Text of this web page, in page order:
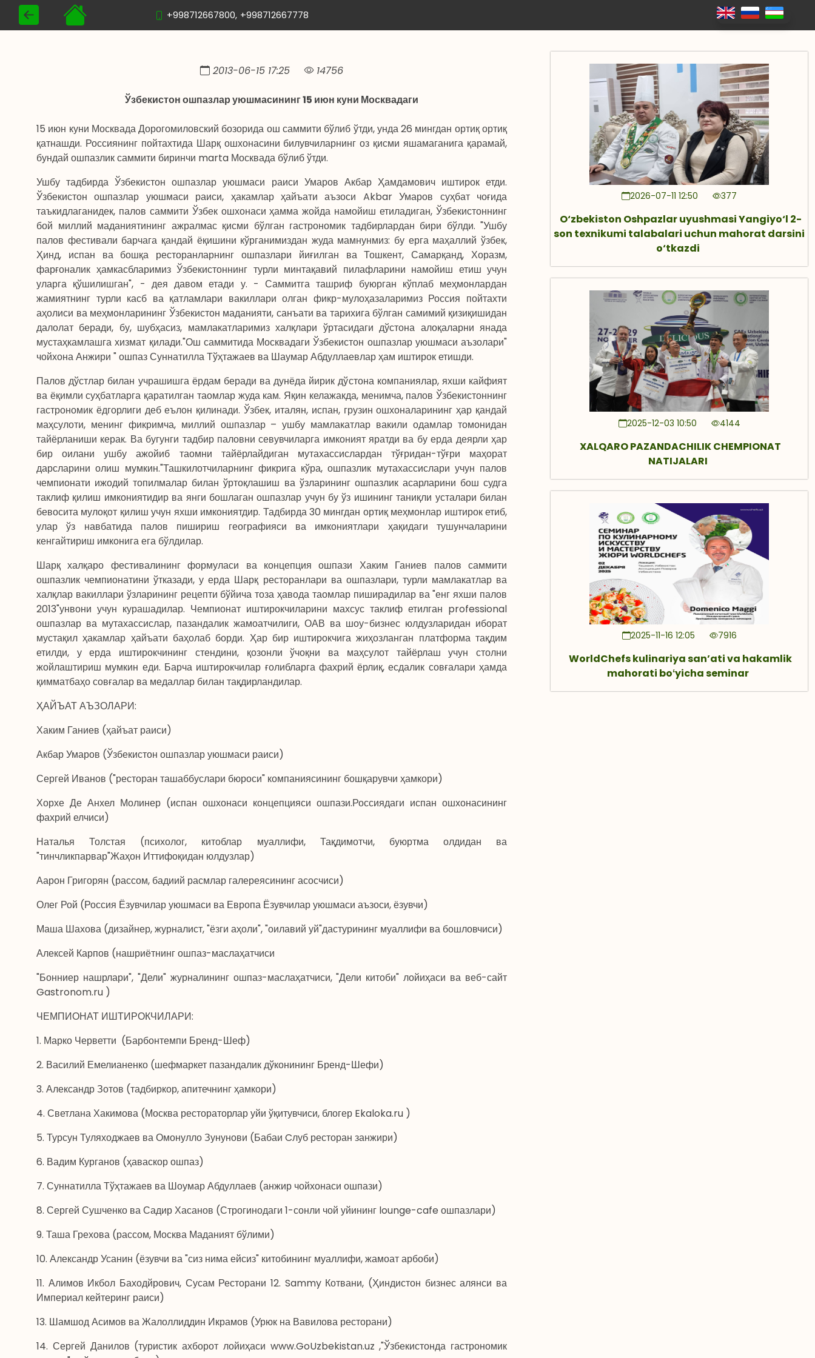
+998712667800, +998712667778
2013-06-15 17:25 14756
Ўзбекистон ошпазлар уюшмасининг 15 июн куни Москвадаги
15 июн куни Москвада Дорогомиловский бозорида ош саммити бўлиб ўтди, унда 26 мингдан ортиқ ортиқ
қатнашди. Россиянинг пойтахтида Шарқ ошхонасини билувчиларнинг оз қисми яшамаганига қарамай,
бундай ошпазлик саммити биринчи marta Москвада бўлиб ўтди.
Ушбу тадбирда Ўзбекистон ошпазлар уюшмаси раиси Умаров Акбар Ҳамдамович иштирок етди.
Ўзбекистон ошпазлар уюшмаси раиси, ҳакамлар ҳайъати аъзоси Akbar Умаров суҳбат чоғида
таъкидлаганидек, палов саммити Ўзбек ошхонаси ҳамма жойда намойиш етиладиган, Ўзбекистоннинг
бой миллий маданиятининг ажралмас қисми бўлган гастрономик тадбирлардан бири бўлди. "Ушбу
палов фестивали барчага қандай ёқишини кўрганимиздан жуда мамнунмиз: бу ерга маҳаллий ўзбек,
Ҳинд, испан ва бошқа ресторанларнинг ошпазлари йиғилган ва Тошкент, Самарқанд, Хоразм,
фарғоналик ҳамкасбларимиз Ўзбекистоннинг турли минтақавий пилафларини намойиш етиш учун
уларга қўшилишган", - дея давом етади у. - Саммитга ташриф буюрган кўплаб меҳмонлардан
жамиятнинг турли касб ва қатламлари вакиллари олган фикр-мулоҳазаларимиз Россия пойтахти
аҳолиси ва меҳмонларининг Ўзбекистон маданияти, санъати ва тарихига бўлган самимий қизиқишидан
далолат беради, бу, шубҳасиз, мамлакатларимиз халқлари ўртасидаги дўстона алоқаларни янада
мустаҳкамлашга хизмат қилади."Ош саммитида Москвадаги Ўзбекистон ошпазлар уюшмаси аъзолари"
чойхона Анжири " ошпаз Суннатилла Тўҳтажаев ва Шаумар Абдуллаевлар ҳам иштирок етишди.
Палов дўстлар билан учрашишга ёрдам беради ва дунёда йирик дўстона компаниялар, яхши кайфият
ва ёқимли суҳбатларга қаратилган таомлар жуда кам. Яқин келажакда, менимча, палов Ўзбекистоннинг
гастрономик ёдгорлиги деб еълон қилинади. Ўзбек, италян, испан, грузин ошхоналарининг ҳар қандай
маҳсулоти, менинг фикримча, миллий ошпазлар – ушбу мамлакатлар вакили одамлар томонидан
тайёрланиши керак. Ва бугунги тадбир паловни севувчиларга имконият яратди ва бу ерда деярли ҳар
бир оилани ушбу ажойиб таомни тайёрлайдиган мутахассислардан тўғридан-тўғри маҳорат
дарсларини олиш мумкин."Ташкилотчиларнинг фикрига кўра, ошпазлик мутахассислари учун палов
чемпионати ижодий топилмалар билан ўртоқлашиш ва ўзларининг ошпазлик асарларини бош судга
таклиф қилиш имкониятидир ва янги бошлаган ошпазлар учун бу ўз ишининг таниқли усталари билан
бевосита мулоқот қилиш учун яхши имкониятдир. Тадбирда 30 мингдан ортиқ меҳмонлар иштирок етиб,
улар ўз навбатида палов пишириш географияси ва имкониятлари ҳақидаги тушунчаларини
кенгайтириш имконига ега бўлдилар.
Шарқ халқаро фестивалининг формуласи ва концепция ошпази Хаким Ганиев палов саммити
ошпазлик чемпионатини ўтказади, у ерда Шарқ ресторанлари ва ошпазлари, турли мамлакатлар ва
халқлар вакиллари ўзларининг рецепти бўйича тоза ҳавода таомлар пиширадилар ва "енг яхши палов
2013"унвони учун курашадилар. Чемпионат иштирокчиларини махсус таклиф етилган professional
ошпазлар ва мутахассислар, пазандалик жамоатчилиги, ОАВ ва шоу-бизнес юлдузларидан иборат
мустақил ҳакамлар ҳайъати баҳолаб борди. Ҳар бир иштирокчига жиҳозланган платформа тақдим
етилди, у ерда иштирокчининг стендини, қозонли ўчоқни ва маҳсулот тайёрлаш учун столни
жойлаштириш мумкин еди. Барча иштирокчилар ғолибларга фахрий ёрлиқ, есдалик совғалари ҳамда
қимматбаҳо совғалар ва медаллар билан тақдирландилар.
ҲАЙЪАТ АЪЗОЛАРИ:
Хаким Ганиев (ҳайъат раиси)
Акбар Умаров (Ўзбекистон ошпазлар уюшмаси раиси)
Сергей Иванов ("ресторан ташаббуслари бюроси" компаниясининг бошқарувчи ҳамкори)
Хорхе Де Анхел Молинер (испан ошхонаси концепцияси ошпази.Россиядаги испан ошхонасининг
фахрий елчиси)
Наталья Толстая (психолог, китоблар муаллифи, Тақдимотчи, буюртма олдидан ва
"тинчликпарвар"Жаҳон Иттифоқидан юлдузлар)
Аарон Григорян (рассом, бадиий расмлар галереясининг асосчиси)
Олег Рой (Россия Ёзувчилар уюшмаси ва Европа Ёзувчилар уюшмаси аъзоси, ёзувчи)
Маша Шахова (дизайнер, журналист, "ёзги аҳоли", "оилавий уй"дастурининг муаллифи ва бошловчиси)
Алексей Карпов (нашриётнинг ошпаз-маслаҳатчиси
"Бонниер нашрлари", "Дели" журналининг ошпаз-маслаҳатчиси, "Дели китоби" лойиҳаси ва веб-сайт
Gastronom.ru )
ЧЕМПИОНАТ ИШТИРОКЧИЛАРИ:
1. Марко Черветти (Барбонтемпи Бренд-Шеф)
2. Василий Емелианенко (шефмаркет пазандалик дўконининг Бренд-Шефи)
3. Александр Зотов (тадбиркор, апитечнинг ҳамкори)
4. Светлана Хакимова (Москва рестораторлар уйи ўқитувчиси, блогер Ekaloka.ru )
5. Турсун Туляходжаев ва Омонулло Зунунови (Бабаи Cлуб ресторан занжири)
6. Вадим Курганов (ҳаваскор ошпаз)
7. Суннатилла Тўҳтажаев ва Шоумар Абдуллаев (анжир чойхонаси ошпази)
8. Сергей Сушченко ва Садир Хасанов (Строгинодаги 1-сонли чой уйининг lounge-cafe ошпазлари)
9. Таша Грехова (рассом, Москва Маданият бўлими)
10. Александр Усанин (ёзувчи ва "сиз нима ейсиз" китобининг муаллифи, жамоат арбоби)
11. Алимов Икбол Баходйрович, Сусам Ресторани 12. Sammy Котвани, (Ҳиндистон бизнес алянси ва
Империал кейтеринг раиси)
13. Шамшод Асимов ва Жалоллиддин Икрамов (Урюк на Вавилова ресторани)
14. Сергей Данилов (туристик ахборот лойиҳаси www.GoUzbekistan.uz ,"Ўзбекистонда гастрономик
2026-07-11 12:50 377
O‘zbekiston Oshpazlar uyushmasi Yangiyo‘l 2-
son texnikumi talabalari uchun mahorat darsini
o‘tkazdi
2025-12-03 10:50 4144
XALQARO PAZANDACHILIK CHEMPIONAT
NATIJALARI
2025-11-16 12:05 7916
WorldChefs kulinariya sanʼati va hakamlik
mahorati boʻyicha seminar